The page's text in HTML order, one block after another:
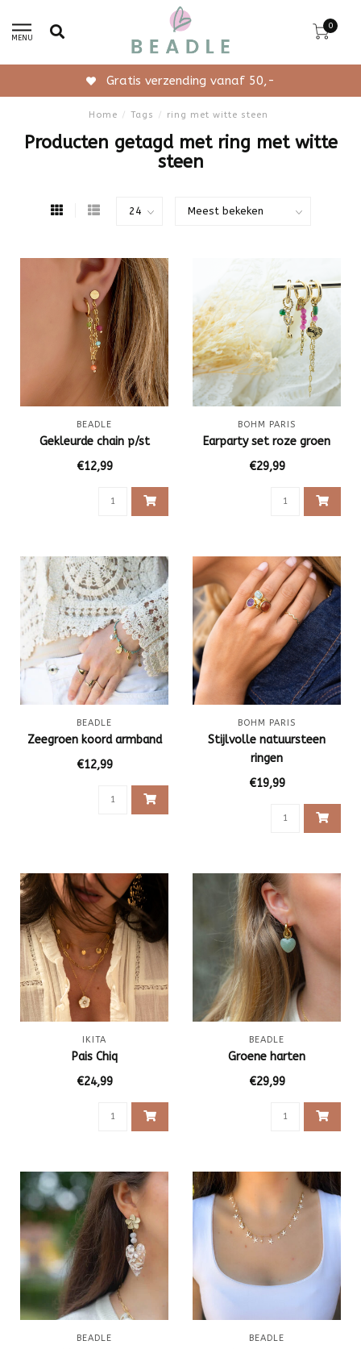
MENU
0
Gratis verzending vanaf 50,-
Home / Tags / ring met witte steen
Producten getagd met ring met witte
steen
BEADLE
Gekleurde chain p/st
€12,99
BOHM PARIS
Earparty set roze groen
€29,99
BEADLE
Zeegroen koord armband
€12,99
BOHM PARIS
Stijlvolle natuursteen
ringen
€19,99
IKITA
Pais Chiq
€24,99
BEADLE
Groene harten
€29,99
BEADLE BEADLE